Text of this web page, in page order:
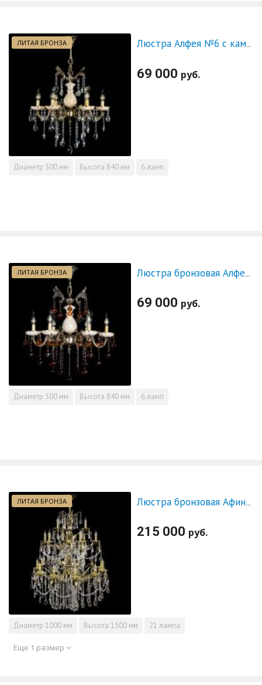
ЛИТАЯ БРОНЗА Люстра Алфея №6 с камнем журавлик
69 000 руб.
Диаметр 500 мм Высота 840 мм 6 ламп
ЛИТАЯ БРОНЗА
69 000 руб.
Диаметр 500 мм Высота 840 мм 6 ламп
ЛИТАЯ БРОНЗА
215 000 руб.
Диаметр 1000 мм Высота 1500 мм 21 лампа
Еще 1 размер